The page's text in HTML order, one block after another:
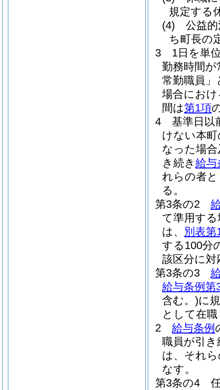
規定する
(4)
公益
ち町長の
3
1日を単
勤務時間
常勤職員」
場合にお
間は第1項
4
基準日以
けない本
なった場
き続き 給与
れらの者
る。
第3条の2
て準用す
は、 別表第
する100分
該区分に対
第3条の3
給与条例第
含む。)に
として在
2
給与条例
職員が引き
は、それ
なす。
第3条の4